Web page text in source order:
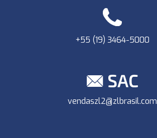
+55 (19) 3464-5000
vendaszl2@zlbrasil.com